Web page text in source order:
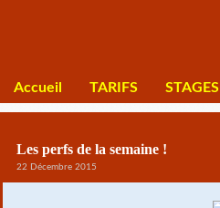
Accueil TARIFS STAGES
Les perfs de la semaine !
22 Décembre 2015